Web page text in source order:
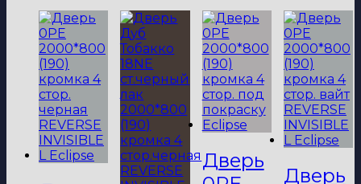
стор.черная
REVERSE
INVISIBLE
Eclipse
Дверь
Дверь